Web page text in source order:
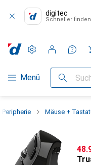
digitec
Schneller
Navigation nach
Menü Suche
Einstellungen
Kundenkonto
Vergleichslisten
Merklisten
Warenkorb
Peripherie Mäuse +